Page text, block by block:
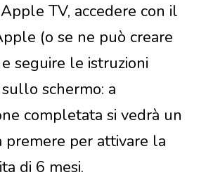
TV, accedere con il
(o se ne può creare
seguire le istruzioni
schermo: a
completata si vedrà un
premere per attivare la
di 6 mesi.